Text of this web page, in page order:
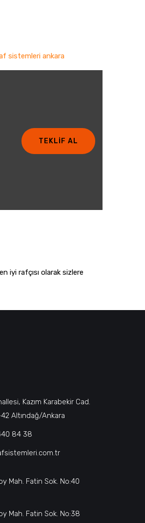
TEKLİF AL
iyi rafçısı olarak sizlere
Kazım Karabekir Cad.
42 Altındağ/Ankara
84 38
Mah. Fatin Sok. No:40
Mah. Fatin Sok. No:38